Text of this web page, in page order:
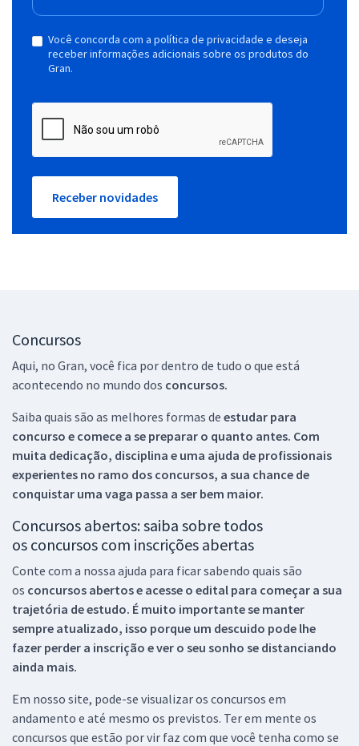
Você concorda com a política de privacidade e deseja
receber informações adicionais sobre os produtos do
Gran.
Receber novidades
Concursos
Aqui, no Gran, você fica por dentro de tudo o que está
acontecendo no mundo dos concursos.
Saiba quais são as melhores formas de estudar para
concurso e comece a se preparar o quanto antes. Com
muita dedicação, disciplina e uma ajuda de profissionais
experientes no ramo dos concursos, a sua chance de
conquistar uma vaga passa a ser bem maior.
Concursos abertos: saiba sobre todos
os concursos com inscrições abertas
Conte com a nossa ajuda para ficar sabendo quais são
os concursos abertos e acesse o edital para começar a sua
trajetória de estudo. É muito importante se manter
sempre atualizado, isso porque um descuido pode lhe
fazer perder a inscrição e ver o seu sonho se distanciando
ainda mais.
Em nosso site, pode-se visualizar os concursos em
andamento e até mesmo os previstos. Ter em mente os
concursos que estão por vir faz com que você tenha como se